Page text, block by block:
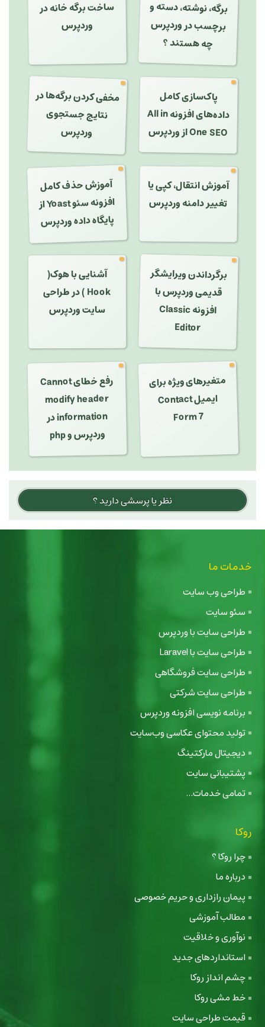
برگه، نوشته، دسته و
برچسب در وردپرس
چه هستند ؟
ساخت برگه خانه در
وردپرس
پاک‌سازی کامل
داده‌های افزونه All in
One SEO از وردپرس
مخفی کردن برگه‌ها در
نتایج جستجوی
وردپرس
آموزش انتقال، کپی یا
تغییر دامنه وردپرس
آموزش حذف کامل
افزونه سئو Yoast از
پایگاه داده وردپرس
برگرداندن ویرایشگر
قدیمی وردپرس با
افزونه Classic
Editor
آشنایی با هوک(
Hook ) در طراحی
سایت وردپرس
متغیرهای ویژه برای
ایمیل Contact
Form 7
رفع خطای Cannot
modify header
information در
وردپرس و php
نظر یا پرسشی دارید ؟
خدمات ما
طراحی وب سایت
سئو سایت
طراحی سایت با وردپرس
طراحی سایت با Laravel
طراحی سایت فروشگاهی
طراحی سایت شرکتی
برنامه نویسی افزونه وردپرس
تولید محتوای عکاسی وب‌سایت
دیجیتال مارکتینگ
پشتیبانی سایت
تمامی خدمات...
روکا
چرا روکا ؟
درباره ما
پیمان رازداری و حریم خصوصی
مطالب آموزشی
نوآوری و خلاقیت
استانداردهای جدید
چشم انداز روکا
خط مشی روکا
قیمت طراحی سایت